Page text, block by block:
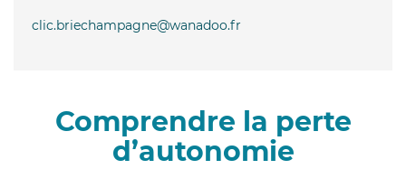
clic.briechampagne@wanadoo.fr
Comprendre la perte
d’autonomie